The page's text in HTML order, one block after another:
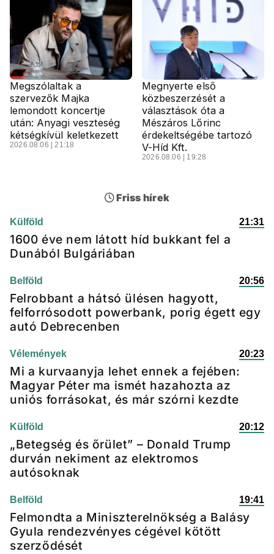
Megszólaltak a
szervezők Majka
lemondott koncertje
után: Anyagi veszteség
kétségkívül keletkezett
2026.08.06 | 21:18
Megnyerte első
közbeszerzését a
választások óta a
Mészáros Lőrinc
érdekeltségébe tartozó
V-Híd Kft.
2026.08.06 | 19:28
Friss hírek
Külföld 21:31
1600 éve nem látott híd bukkant fel a
Dunából Bulgáriában
Belföld 20:56
Felrobbant a hátsó ülésen hagyott,
felforrósodott powerbank, porig égett egy
autó Debrecenben
Vélemények 20:23
Mi a kurvaanyja lehet ennek a fejében:
Magyar Péter ma ismét hazahozta az
uniós forrásokat, és már szórni kezdte
Külföld 20:12
„Betegség és őrület” – Donald Trump
durván nekiment az elektromos
autósoknak
Belföld 19:41
Felmondta a Miniszterelnökség a Balásy
Gyula rendezvényes cégével kötött
szerződését